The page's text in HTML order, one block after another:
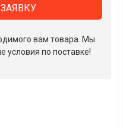
вам товара. Мы
условия по поставке!